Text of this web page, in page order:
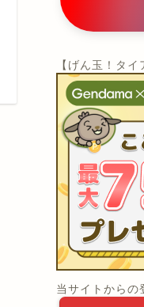
【げん玉！タイ
当サイトからの